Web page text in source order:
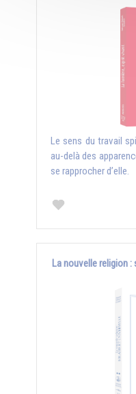
Le sens du travail
au-delà des
se rapprocher d’elle.
La nouvelle religion